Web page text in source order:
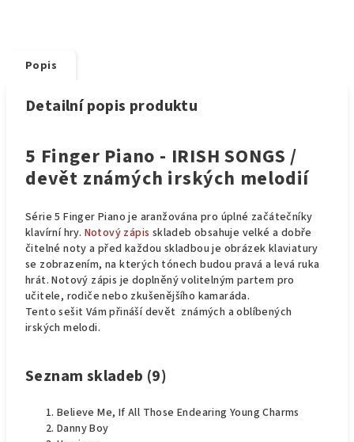
Popis
Detailní popis produktu
5 Finger Piano - IRISH SONGS /
devět známých irských melodií
Série 5 Finger Piano je aranžována pro úplné začátečníky
klavírní hry. Notový zápis skladeb obsahuje velké a dobře
čitelné noty a před každou skladbou je obrázek klaviatury
se zobrazením, na kterých tónech budou pravá a levá ruka
hrát. Notový zápis je doplněný volitelným partem pro
učitele, rodiče nebo zkušenějšího kamaráda.
Tento sešit Vám přináší devět známých a oblíbených
irských melodi.
Seznam skladeb (9)
Believe Me, If All Those Endearing Young Charms
Danny Boy